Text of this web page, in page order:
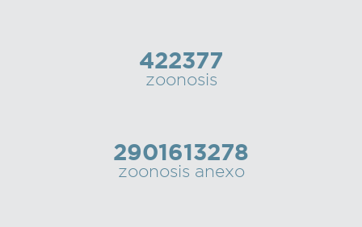
422377
zoonosis
2901613278
zoonosis anexo